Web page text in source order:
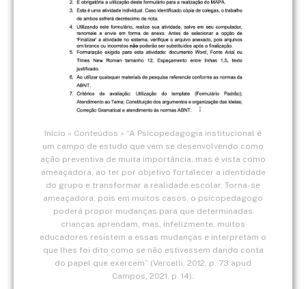
Início » Conteúdos » “A Psicopedagogia institucional é
um campo de estudo que vem se desenvolvendo como
ação preventiva de muita importância, mas é vista como
ameaçadora, ao ter por objetivo fortalecer a identidade
do grupo e transformar a realidade escolar. Torna-se
ameaçadora, pois em muitos casos, o psicopedagogo
poderá propor mudanças para que determinadas
crianças aprendam, mas, infelizmente, muitos
educadores resistem a essas mudanças e interpretam o
que lhes foi dito como se não estivessem dando conta
do papel que exercem” (Vercelli, 2012, p. 73 apud
Campos, 2021, p. 14).